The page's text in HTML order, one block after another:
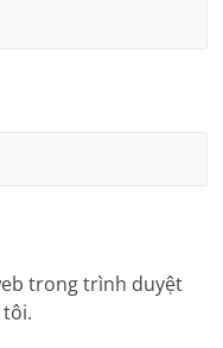
trong trình duyệt